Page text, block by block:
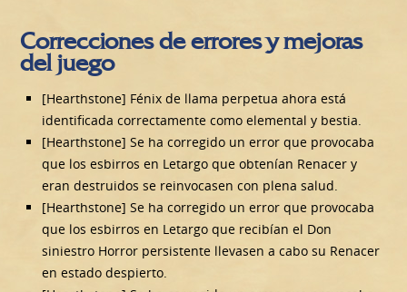
Correcciones de errores y mejoras
del juego
[Hearthstone] Fénix de llama perpetua ahora está
identificada correctamente como elemental y bestia.
[Hearthstone] Se ha corregido un error que provocaba
que los esbirros en Letargo que obtenían Renacer y
eran destruidos se reinvocasen con plena salud.
[Hearthstone] Se ha corregido un error que provocaba
que los esbirros en Letargo que recibían el Don
siniestro Horror persistente llevasen a cabo su Renacer
en estado despierto.